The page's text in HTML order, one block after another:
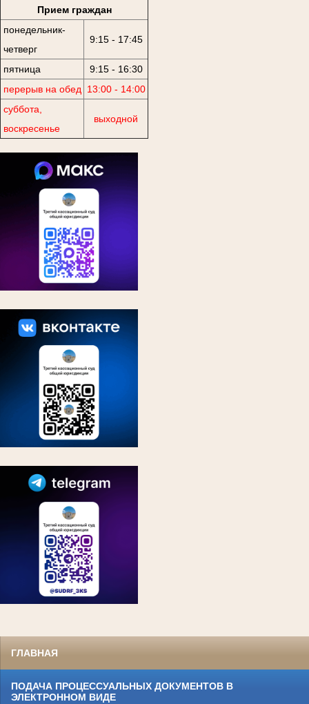
Прием граждан
понедельник-
четверг
9:15 - 17:45
пятница
9:15 - 16:30
перерыв на обед
13:00 - 14:00
суббота,
воскресенье
выходной
ГЛАВНАЯ
ПОДАЧА ПРОЦЕССУАЛЬНЫХ ДОКУМЕНТОВ В
ЭЛЕКТРОННОМ ВИДЕ